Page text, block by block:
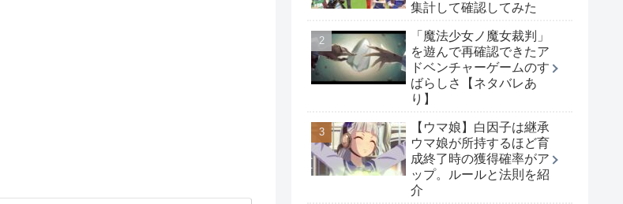
集計して確認してみた
「魔法少女ノ魔女裁判」
を遊んで再確認できたア
ドベンチャーゲームのす
ばらしさ【ネタバレあ
り】
【ウマ娘】白因子は継承
ウマ娘が所持するほど育
成終了時の獲得確率がア
ップ。ルールと法則を紹
介